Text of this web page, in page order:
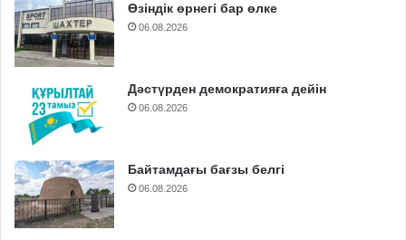
Өзіндік өрнегі бар өлке
06.08.2026
Дәстүрден демократияға дейін
06.08.2026
Байтамдағы бағзы белгі
06.08.2026